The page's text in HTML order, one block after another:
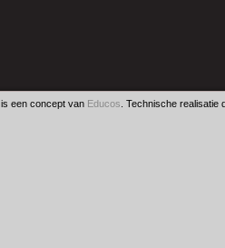
een concept van Educos . Technische realisatie